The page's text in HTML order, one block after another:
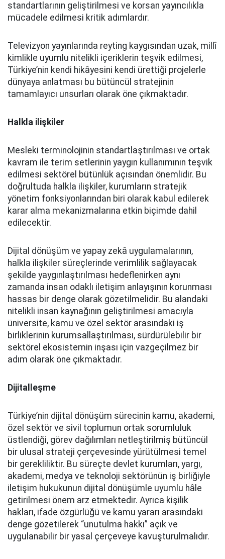
standartlarının geliştirilmesi ve korsan yayıncılıkla
mücadele edilmesi kritik adımlardır.
Televizyon yayınlarında reyting kaygısından uzak, millî
kimlikle uyumlu nitelikli içeriklerin teşvik edilmesi,
Türkiye’nin kendi hikâyesini kendi ürettiği projelerle
dünyaya anlatması bu bütüncül stratejinin
tamamlayıcı unsurları olarak öne çıkmaktadır.
Halkla ilişkiler
Mesleki terminolojinin standartlaştırılması ve ortak
kavram ile terim setlerinin yaygın kullanımının teşvik
edilmesi sektörel bütünlük açısından önemlidir. Bu
doğrultuda halkla ilişkiler, kurumların stratejik
yönetim fonksiyonlarından biri olarak kabul edilerek
karar alma mekanizmalarına etkin biçimde dahil
edilecektir.
Dijital dönüşüm ve yapay zekâ uygulamalarının,
halkla ilişkiler süreçlerinde verimlilik sağlayacak
şekilde yaygınlaştırılması hedeflenirken aynı
zamanda insan odaklı iletişim anlayışının korunması
hassas bir denge olarak gözetilmelidir. Bu alandaki
nitelikli insan kaynağının geliştirilmesi amacıyla
üniversite, kamu ve özel sektör arasındaki iş
birliklerinin kurumsallaştırılması, sürdürülebilir bir
sektörel ekosistemin inşası için vazgeçilmez bir
adım olarak öne çıkmaktadır.
Dijitalleşme
Türkiye’nin dijital dönüşüm sürecinin kamu, akademi,
özel sektör ve sivil toplumun ortak sorumluluk
üstlendiği, görev dağılımları netleştirilmiş bütüncül
bir ulusal strateji çerçevesinde yürütülmesi temel
bir gerekliliktir. Bu süreçte devlet kurumları, yargı,
akademi, medya ve teknoloji sektörünün iş birliğiyle
iletişim hukukunun dijital dönüşümle uyumlu hâle
getirilmesi önem arz etmektedir. Ayrıca kişilik
hakları, ifade özgürlüğü ve kamu yararı arasındaki
denge gözetilerek “unutulma hakkı” açık ve
uygulanabilir bir yasal çerçeveye kavuşturulmalıdır.